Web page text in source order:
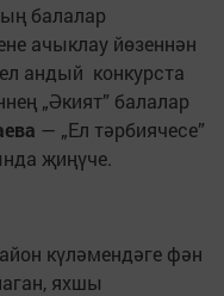
балалар
ачыклау йөзеннән
андый конкурста
„Әкият” балалар
— „Ел тәрбиячесе”
җиңүче.
күләмендәге фән
яхшы